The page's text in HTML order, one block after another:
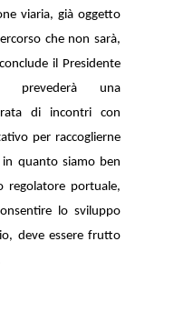
viaria, già oggetto
che non sarà,
il Presidente
prevederà una
di incontri con
per raccoglierne
in quanto siamo ben
regolatore portuale,
lo sviluppo
deve essere frutto